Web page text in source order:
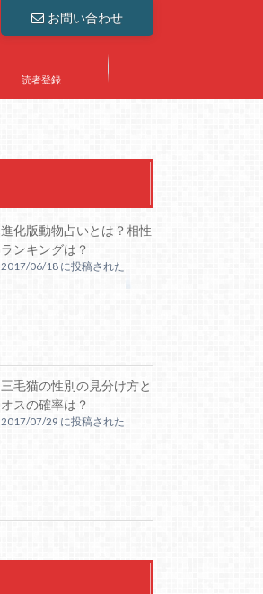
お問い合わせ
読者登録
進化版動物占いとは？相性
ランキングは？
2017/06/18 に投稿された
三毛猫の性別の見分け方と
オスの確率は？
2017/07/29 に投稿された